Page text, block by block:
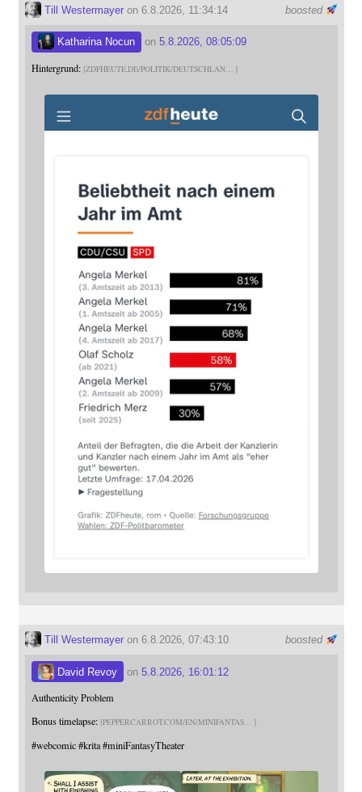
boosted
Till Westermayeron 6.8.2026, 11:34:14
Katharina Nocun on 5.8.2026, 08:05:09
Hintergrund: ZDFHEUTE.DE/POLITIK/DEUTSCHLAN
boosted
Till Westermayeron 6.8.2026, 07:43:10
David Revoy on 5.8.2026, 16:01:12
Authenticity Problem
Bonus timelapse: PEPPERCARROT.COM/EN/MINIFANTAS
#webcomic #krita #miniFantasyTheater